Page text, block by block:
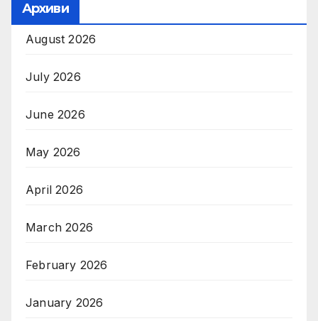
Архиви
August 2026
July 2026
June 2026
May 2026
April 2026
March 2026
February 2026
January 2026